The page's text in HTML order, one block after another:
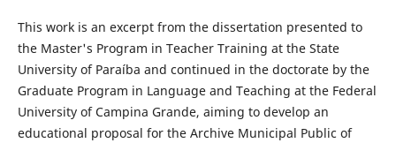
This work is an excerpt from the dissertation presented to
the Master's Program in Teacher Training at the State
University of Paraíba and continued in the doctorate by the
Graduate Program in Language and Teaching at the Federal
University of Campina Grande, aiming to develop an
educational proposal for the Archive Municipal Public of